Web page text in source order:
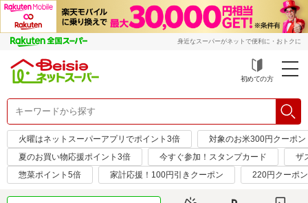
身近なスーパーがネットで便利に・おトクに
初めての方
火曜はネットスーパーアプリでポイント3倍
対象のお米300円クーポン
夏のお買い物応援ポイント3倍
今すぐ参加！スタンプカード
ザ
惣菜ポイント5倍
家計応援！100円引きクーポン 220円クーポ